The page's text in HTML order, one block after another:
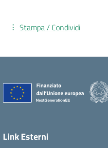
Stampa / Condividi
Link Esterni